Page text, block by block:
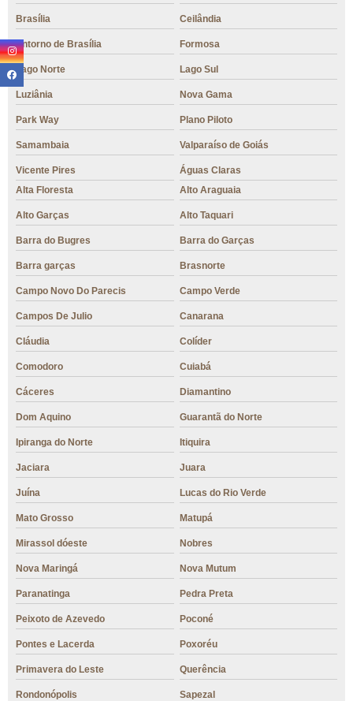
Brasília Ceilândia
Entorno de Brasília Formosa
Lago Norte Lago Sul
Luziânia Nova Gama
Park Way Plano Piloto
Samambaia Valparaíso de Goiás
Vicente Pires
Águas Claras
Alta Floresta
Alto Araguaia
Alto Garças Alto Taquari
Barra do Bugres Barra do Garças
Barra garças Brasnorte
Campo Novo Do Parecis Campo Verde
Campos De Julio Canarana
Cláudia Colíder
Comodoro Cuiabá
Cáceres Diamantino
Dom Aquino Guarantã do Norte
Ipiranga do Norte Itiquira
Jaciara Juara
Juína Lucas do Rio Verde
Mato Grosso Matupá
Mirassol dóeste Nobres
Nova Maringá Nova Mutum
Paranatinga Pedra Preta
Peixoto de Azevedo Poconé
Pontes e Lacerda Poxoréu
Primavera do Leste Querência
Rondonópolis Sapezal